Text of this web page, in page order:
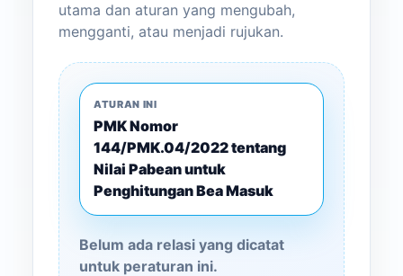
utama dan aturan yang mengubah,
mengganti, atau menjadi rujukan.
ATURAN INI
PMK Nomor
144/PMK.04/2022 tentang
Nilai Pabean untuk
Penghitungan Bea Masuk
Belum ada relasi yang dicatat
untuk peraturan ini.